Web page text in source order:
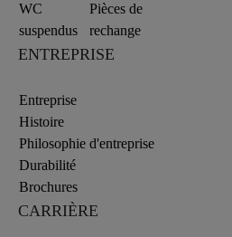
WC
suspendus
Pièces de
rechange
ENTREPRISE
Entreprise
Histoire
Philosophie d'entreprise
Durabilité
Brochures
CARRIÈRE